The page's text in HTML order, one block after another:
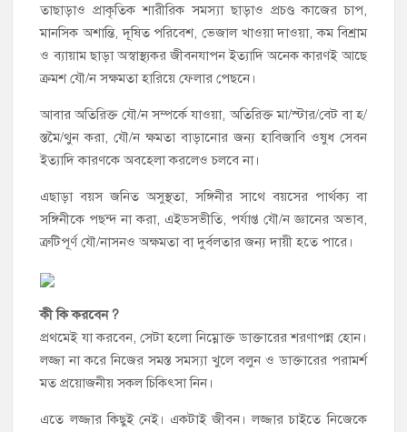
তাছাড়াও প্রাকৃতিক শারীরিক সমস্যা ছাড়াও প্রচণ্ড কাজের চাপ,
মানসিক অশান্তি, দূষিত পরিবেশ, ভেজাল খাওয়া দাওয়া, কম বিশ্রাম
ও ব্যায়াম ছাড়া অস্বাস্থ্যকর জীবনযাপন ইত্যাদি অনেক কারণই আছে
ক্রমশ যৌ/ন সক্ষমতা হারিয়ে ফেলার পেছনে।
আবার অতিরিক্ত যৌ/ন সম্পর্কে যাওয়া, অতিরিক্ত মা/স্টার/বেট বা হ/
স্তমৈ/থুন করা, যৌ/ন ক্ষমতা বাড়ানোর জন্য হাবিজাবি ওষুধ সেবন
ইত্যাদি কারণকে অবহেলা করলেও চলবে না।
এছাড়া বয়স জনিত অসুস্থতা, সঙ্গিনীর সাথে বয়সের পার্থক্য বা
সঙ্গিনীকে পছন্দ না করা, এইডসভীতি, পর্যাপ্ত যৌ/ন জ্ঞানের অভাব,
ত্রুটিপূর্ণ যৌ/নাসনও অক্ষমতা বা দুর্বলতার জন্য দায়ী হতে পারে।
কী কি করবেন ?
প্রথমেই যা করবেন, সেটা হলো নিম্নোক্ত ডাক্তারের শরণাপন্ন হোন।
লজ্জা না করে নিজের সমস্ত সমস্যা খুলে বলুন ও ডাক্তারের পরামর্শ
মত প্রয়োজনীয় সকল চিকিৎসা নিন।
এতে লজ্জার কিছুই নেই। একটাই জীবন। লজ্জার চাইতে নিজেকে